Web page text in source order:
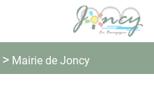
Mairie de Joncy